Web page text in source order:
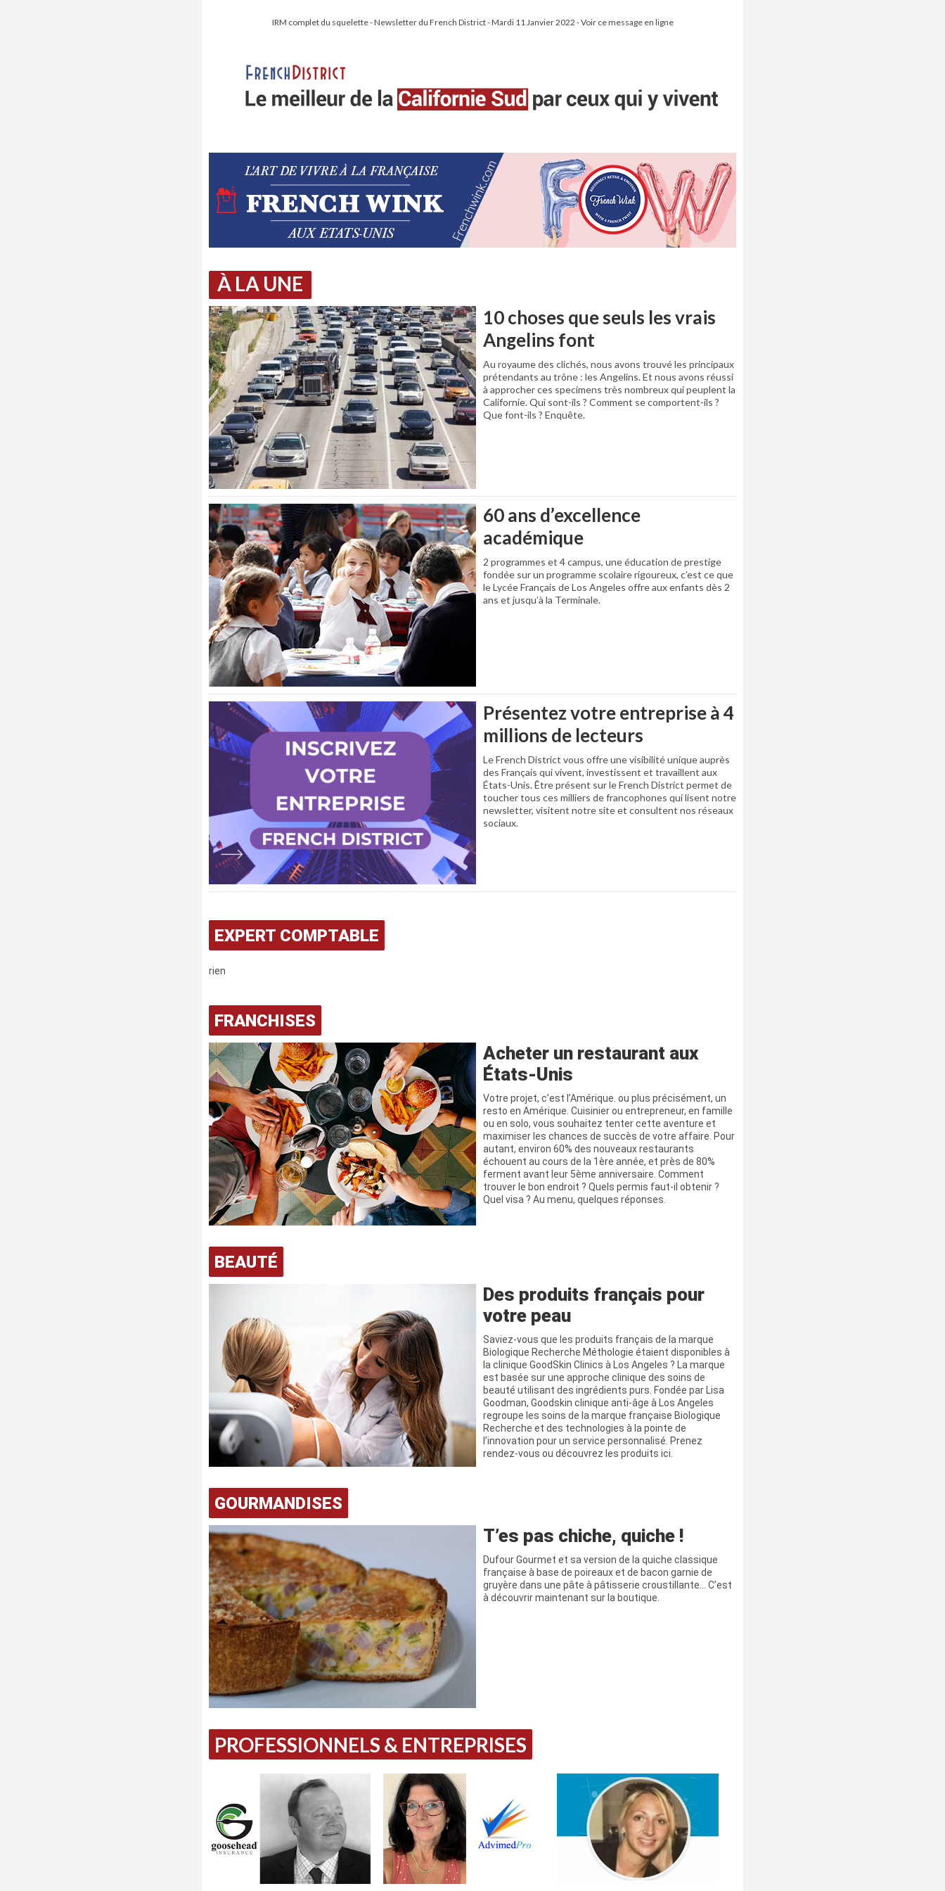
IRM complet du squelette - Newsletter du French District - Mardi 11 Janvier 2022 - Voir ce message en ligne
À LA UNE
10 choses que seuls les vrais
Angelins font
Au royaume des clichés, nous avons trouvé les principaux
prétendants au trône : les Angelins. Et nous avons réussi
à approcher ces specimens très nombreux qui peuplent la
Californie. Qui sont-ils ? Comment se comportent-ils ?
Que font-ils ? Enquête.
60 ans d’excellence
académique
2 programmes et 4 campus, une éducation de prestige
fondée sur un programme scolaire rigoureux, c’est ce que
le Lycée Français de Los Angeles offre aux enfants dès 2
ans et jusqu’à la Terminale.
Présentez votre entreprise à 4
millions de lecteurs
Le French District vous offre une visibilité unique auprès
des Français qui vivent, investissent et travaillent aux
États-Unis. Être présent sur le French District permet de
toucher tous ces milliers de francophones qui lisent notre
newsletter, visitent notre site et consultent nos réseaux
sociaux.
EXPERT COMPTABLE
rien
FRANCHISES
Acheter un restaurant aux
États-Unis
Votre projet, c’est l’Amérique. ou plus précisément, un
resto en Amérique. Cuisinier ou entrepreneur, en famille
ou en solo, vous souhaitez tenter cette aventure et
maximiser les chances de succès de votre affaire. Pour
autant, environ 60% des nouveaux restaurants
échouent au cours de la 1ère année, et près de 80%
ferment avant leur 5ème anniversaire. Comment
trouver le bon endroit ? Quels permis faut-il obtenir ?
Quel visa ? Au menu, quelques réponses.
BEAUTÉ
Des produits français pour
votre peau
Saviez-vous que les produits français de la marque
Biologique Recherche Méthologie étaient disponibles à
la clinique GoodSkin Clinics à Los Angeles ? La marque
est basée sur une approche clinique des soins de
beauté utilisant des ingrédients purs. Fondée par Lisa
Goodman, Goodskin clinique anti-âge à Los Angeles
regroupe les soins de la marque française Biologique
Recherche et des technologies à la pointe de
l’innovation pour un service personnalisé. Prenez
rendez-vous ou découvrez les produits ici.
GOURMANDISES
T’es pas chiche, quiche !
Dufour Gourmet et sa version de la quiche classique
française à base de poireaux et de bacon garnie de
gruyère dans une pâte à pâtisserie croustillante… C’est
à découvrir maintenant sur la boutique.
PROFESSIONNELS & ENTREPRISES